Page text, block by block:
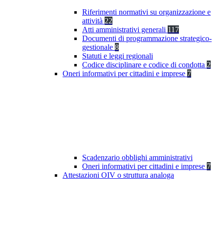
Riferimenti normativi su organizzazione e
attività 22
Atti amministrativi generali 117
Documenti di programmazione strategico-
gestionale 8
Statuti e leggi regionali
Codice disciplinare e codice di condotta 2
Oneri informativi per cittadini e imprese 7
Scadenzario obblighi amministrativi
Oneri informativi per cittadini e imprese 7
Attestazioni OIV o struttura analoga